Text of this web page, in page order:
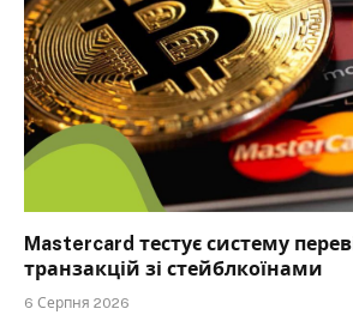
Mastercard тестує систему
транзакцій зі стейблкоїнами
6 Серпня 2026